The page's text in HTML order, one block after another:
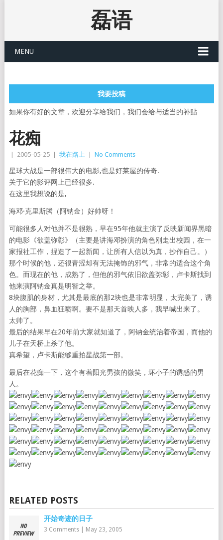
磊语
MENU
我要投稿
如果你有好的文章，欢迎分享给我们，我们会给与适当的补贴
花痴
2005-05-25 我在路上 No Comments
星球大战是一部很伟大的电影,也是好莱屋的传奇.
关于它的影评网上已经很多.
在这里我想说的是,
海邓·克里斯腾（阿钠金）好帅呀！
可能很多人对他并不是很熟，早在95年他就主演了反映新闻界黑暗
的电影《欲盖弥彰》（主要是讲海邓扮演的角色刚走出校园，在一
家报社工作，捏造了一起新闻，让所有人信以为真，抄作自己。）
那个时候的他，还很青涩却有无法掩饰的邪气，非常的适合这个角
色。而现在的他，成熟了，但他的邪气依旧欲盖弥彰，卢卡斯找到
他来演阿钠金真是明智之举。
8块腹肌的身材，尤其是最底的那2块也是非常明显，太完美了，诱
人的胸部，鼻血狂喷啊。要不是那天首映人多，我早喊出来了。
太帅了。
最后的结果早在20年前大家就知道了，阿钠金统治着帝国，而他的
儿子在天桥上杀了他。
真希望，卢卡斯能够重拍星战第一部。
最后在花痴一下，这个有着阳光男孩的微笑，坏小子的诱惑的男
人。
RELATED POSTS
开始奇迹的日子
3 Comments| May 23, 2005